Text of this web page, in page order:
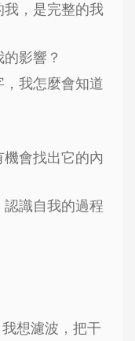
，是完整的我
影響？
我怎麼會知道
會找出它的內
識自我的過程
想濾波，把干